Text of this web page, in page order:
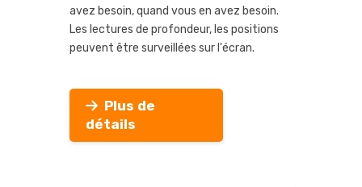
avez besoin, quand vous en avez besoin.
Les lectures de profondeur, les positions
peuvent être surveillées sur l'écran.
Plus de
détails